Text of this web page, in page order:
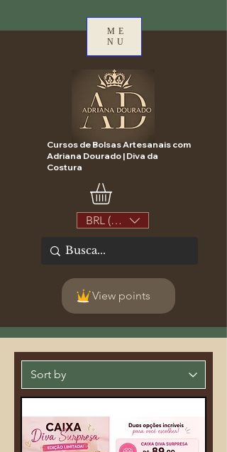
ME
NU
Cursos de Bolsas Artesanais com
Adriana Dourado | Diva da
Costura
BRL (R$)
View points